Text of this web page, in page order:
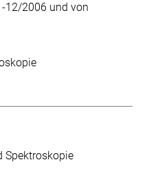
12/2006 und von
Spektroskopie